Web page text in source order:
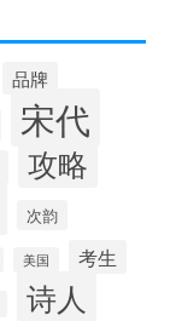
品牌
宋代
攻略
次韵
美国 考生
诗人